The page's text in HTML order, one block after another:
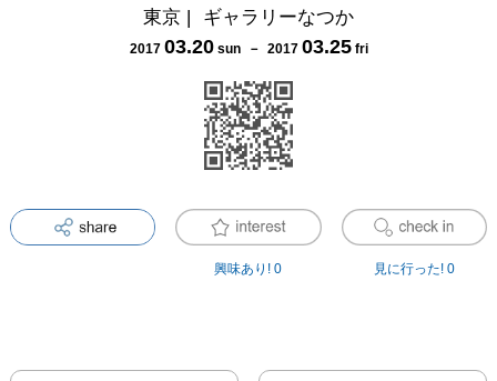
東京 | ギャラリーなつか
2017 03.20 sun－ 2017 03.25 fri
興味あり! 0 見に行った! 0